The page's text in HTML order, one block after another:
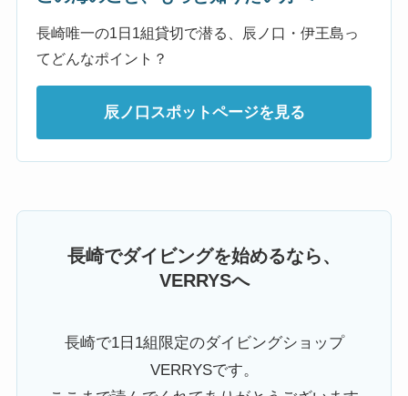
長崎唯一の1日1組貸切で潜る、辰ノ口・伊王島っ
てどんなポイント？
辰ノ口スポットページを見る
長崎でダイビングを始めるなら、
VERRYSへ
長崎で1日1組限定のダイビングショップ
VERRYSです。